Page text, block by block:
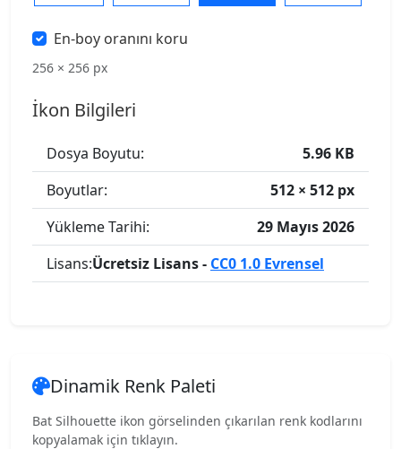
En-boy oranını koru
256 × 256 px
İkon Bilgileri
Dosya Boyutu:
5.96 KB
Boyutlar:
512 × 512 px
Yükleme Tarihi:
29 Mayıs 2026
Lisans:Ücretsiz Lisans - CC0 1.0 Evrensel
Dinamik Renk Paleti
Bat Silhouette ikon görselinden çıkarılan renk kodlarını
kopyalamak için tıklayın.